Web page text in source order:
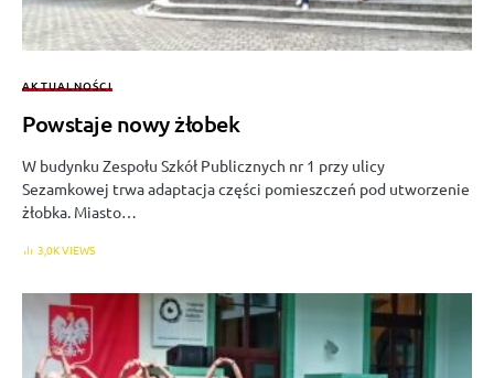
AKTUALNOŚCI
Powstaje nowy żłobek
W budynku Zespołu Szkół Publicznych nr 1 przy ulicy
Sezamkowej trwa adaptacja części pomieszczeń pod utworzenie
żłobka. Miasto…
3,0K VIEWS